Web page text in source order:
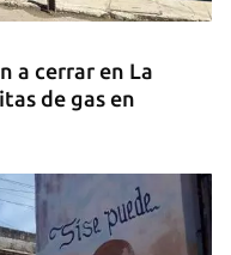
a cerrar en La
de gas en